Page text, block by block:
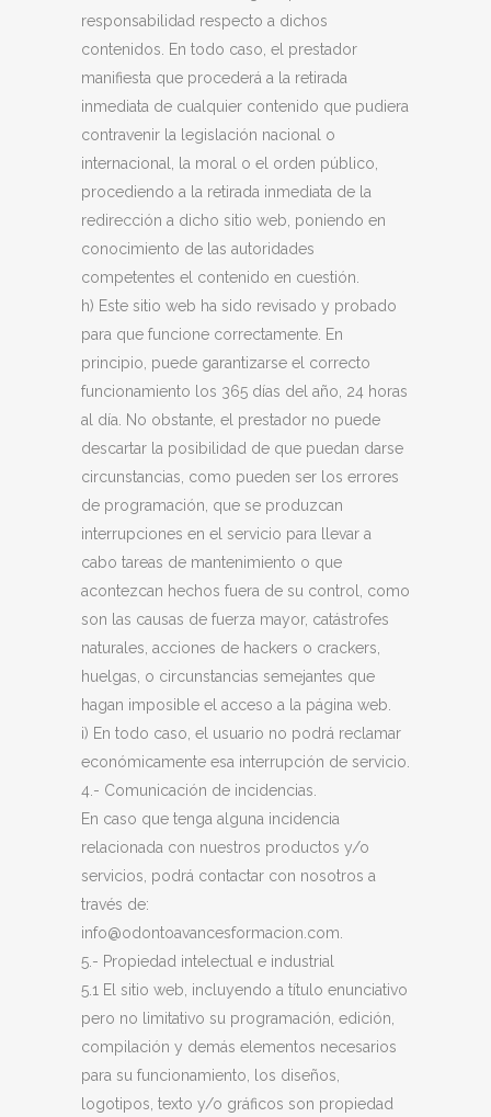
responsabilidad respecto a dichos
contenidos. En todo caso, el prestador
manifiesta que procederá a la retirada
inmediata de cualquier contenido que pudiera
contravenir la legislación nacional o
internacional, la moral o el orden público,
procediendo a la retirada inmediata de la
redirección a dicho sitio web, poniendo en
conocimiento de las autoridades
competentes el contenido en cuestión.
h) Este sitio web ha sido revisado y probado
para que funcione correctamente. En
principio, puede garantizarse el correcto
funcionamiento los 365 días del año, 24 horas
al día. No obstante, el prestador no puede
descartar la posibilidad de que puedan darse
circunstancias, como pueden ser los errores
de programación, que se produzcan
interrupciones en el servicio para llevar a
cabo tareas de mantenimiento o que
acontezcan hechos fuera de su control, como
son las causas de fuerza mayor, catástrofes
naturales, acciones de hackers o crackers,
huelgas, o circunstancias semejantes que
hagan imposible el acceso a la página web.
i) En todo caso, el usuario no podrá reclamar
económicamente esa interrupción de servicio.
4.- Comunicación de incidencias.
En caso que tenga alguna incidencia
relacionada con nuestros productos y/o
servicios, podrá contactar con nosotros a
través de:
info@odontoavancesformacion.com.
5.- Propiedad intelectual e industrial
5.1 El sitio web, incluyendo a título enunciativo
pero no limitativo su programación, edición,
compilación y demás elementos necesarios
para su funcionamiento, los diseños,
logotipos, texto y/o gráficos son propiedad